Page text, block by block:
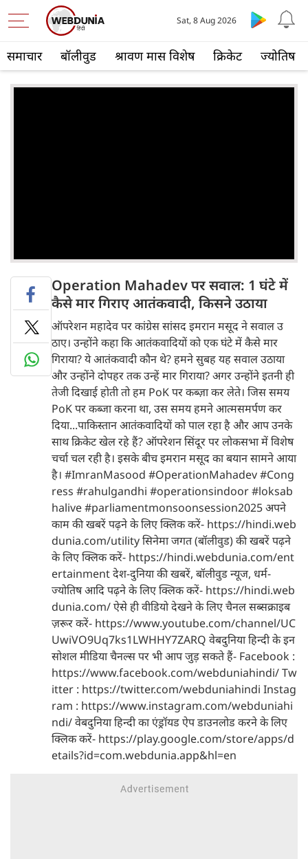
समाचार बॉलीवुड श्रावण मास विशेष क्रिकेट ज्योतिष
Sat, 8 Aug 2026
Operation Mahadev पर सवाल: 1 घंटे में
कैसे मार गिराए आतंकवादी, किसने उठाया
ऑपरेशन महादेव पर कांग्रेस सांसद इमरान मसूद ने सवाल उ
ठाए। उन्होंने कहा कि आतंकवादियों को एक घंटे में कैसे मार
गिराया? ये आतंकवादी कौन थे? हमने सुबह यह सवाल उठाया
और उन्होंने दोपहर तक उन्हें मार गिराया? अगर उन्होंने इतनी ही
तेजी दिखाई होती तो हम PoK पर कब्ज़ा कर लेते। जिस समय
PoK पर कब्जा करना था, उस समय हमने आत्मसमर्पण कर
दिया...पाकिस्तान आतंकवादियों को पाल रहा है और आप उनके
साथ क्रिकेट खेल रहे हैं? ऑपरेशन सिंदूर पर लोकसभा में विशेष
चर्चा चल रही है। इसके बीच इमरान मसूद का बयान सामने आया
है। #ImranMasood #OperationMahadev #Cong
ress #rahulgandhi #operationsindoor #loksab
halive #parliamentmonsoonsession2025 अपने
काम की खबरें पढ़ने के लिए क्लिक करें- https://hindi.web
dunia.com/utility सिनेमा जगत (बॉलीवुड) की खबरें पढ़ने
के लिए क्लिक करें- https://hindi.webdunia.com/ent
ertainment देश-दुनिया की खबरें, बॉलीवुड न्यूज, धर्म-
ज्योतिष आदि पढ़ने के लिए क्लिक करें- https://hindi.web
dunia.com/ ऐसे ही वीडियो देखने के लिए चैनल सब्सक्राइब
ज़रूर करें- https://www.youtube.com/channel/UC
UwiVO9Uq7ks1LWHHY7ZARQ वेबदुनिया हिन्दी के इन
सोशल मीडिया चैनल्स पर भी आप जुड़ सकते हैं- Facebook :
https://www.facebook.com/webduniahindi/ Tw
itter : https://twitter.com/webduniahindi Instag
ram : https://www.instagram.com/webduniahi
ndi/ वेबदुनिया हिन्दी का एंड्रॉयड ऐप डाउनलोड करने के लिए
क्लिक करें- https://play.google.com/store/apps/d
etails?id=com.webdunia.app&hl=en